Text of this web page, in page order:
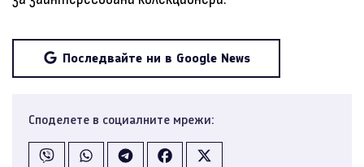
Последвайте ни в Google News
Споделете в социалните мрежи: